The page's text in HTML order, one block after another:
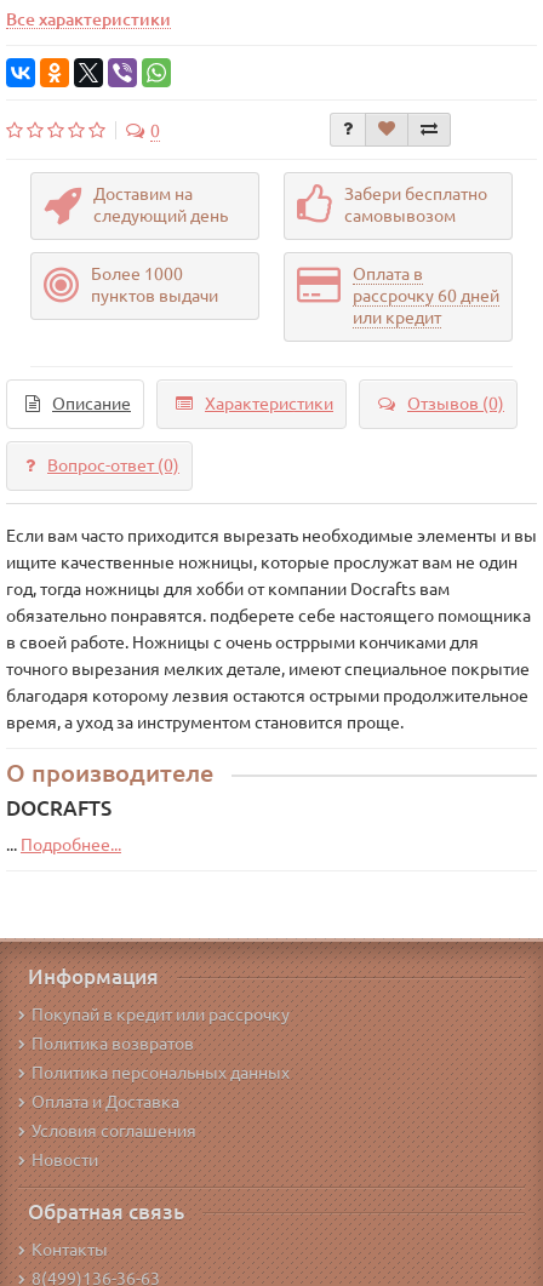
Все характеристики
0
Доставим на
следующий день
Забери бесплатно
самовывозом
Более 1000
пунктов выдачи
Оплата в
рассрочку 60 дней
или кредит
Описание Характеристики Отзывов (0)
Вопрос-ответ(0)
Если вам часто приходится вырезать необходимые элементы и вы
ищите качественные ножницы, которые прослужат вам не один
год, тогда ножницы для хобби от компании Docrafts вам
обязательно понравятся. подберете себе настоящего помощника
в своей работе. Ножницы с очень остррыми кончиками для
точного вырезания мелких детале, имеют специальное покрытие
благодаря которому лезвия остаются острыми продолжительное
время, а уход за инструментом становится проще.
О производителе
DOCRAFTS
... Подробнее...
Информация
Покупай в кредит или рассрочку
Политика возвратов
Политика персональных данных
Оплата и Доставка
Условия соглашения
Новости
Обратная связь
Контакты
8(499)136-36-63